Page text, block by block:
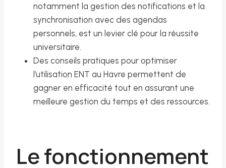
notamment la gestion des notifications et la
synchronisation avec des agendas
personnels, est un levier clé pour la réussite
universitaire.
Des conseils pratiques pour optimiser
l’utilisation ENT au Havre permettent de
gagner en efficacité tout en assurant une
meilleure gestion du temps et des ressources.
Le fonctionnement